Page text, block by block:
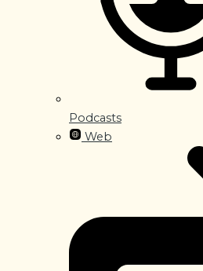
Podcasts
Web